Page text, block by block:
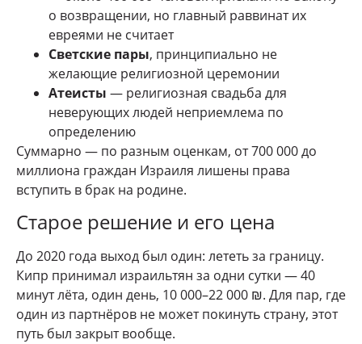
о возвращении, но главный раввинат их
евреями не считает
Светские пары, принципиально не
желающие религиозной церемонии
Атеисты — религиозная свадьба для
неверующих людей неприемлема по
определению
Суммарно — по разным оценкам, от 700 000 до
миллиона граждан Израиля лишены права
вступить в брак на родине.
Старое решение и его цена
До 2020 года выход был один: лететь за границу.
Кипр принимал израильтян за одни сутки — 40
минут лёта, один день, 10 000–22 000 ₪. Для пар, где
один из партнёров не может покинуть страну, этот
путь был закрыт вообще.